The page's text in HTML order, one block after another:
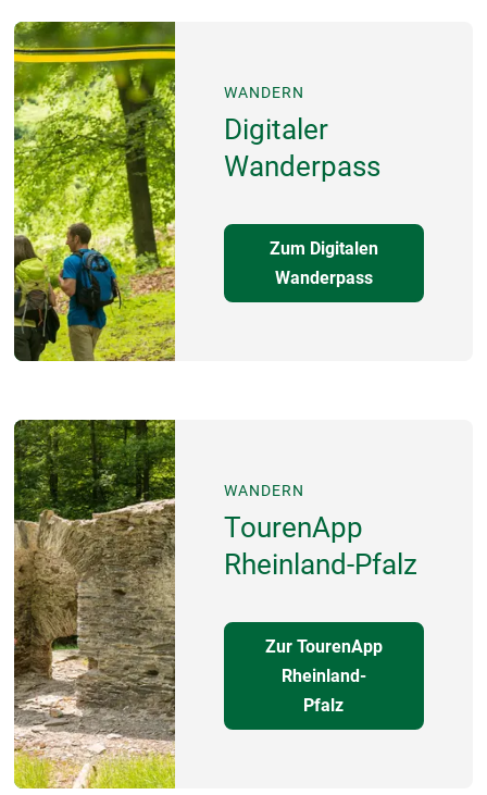
WANDERN
Digitaler
Wanderpass
Zum Digitalen
Wanderpass
WANDERN
TourenApp
Rheinland-Pfalz
Zur TourenApp
Rheinland-
Pfalz